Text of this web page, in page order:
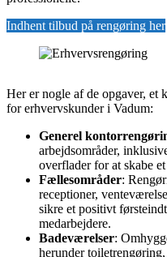
Indhent tilbud på rengøring her
Her er nogle af de opgaver, et
for erhvervskunder i Vadum:
Generel
arbejdsområder,
overflader for at skabe
Fællesområder:
receptioner,
sikre et positivt
medarbejdere.
Badeværelser:
herunder